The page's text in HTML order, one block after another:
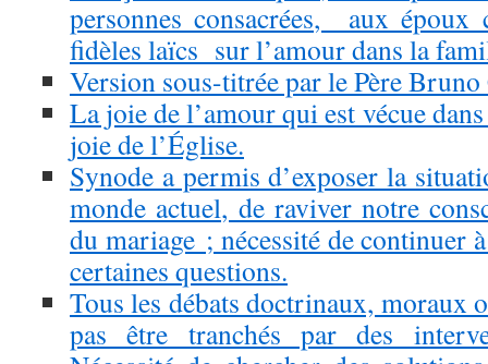
personnes consacrées, aux époux
fidèles laïcs sur l’amour dans la
Version sous-titrée par le Père
La joie de l’amour qui est vécue
joie de l’Église.
Synode a permis d’exposer la
monde actuel, de raviver notre
du mariage ; nécessité de continuer
certaines questions.
Tous les débats doctrinaux, moraux
pas être tranchés par des